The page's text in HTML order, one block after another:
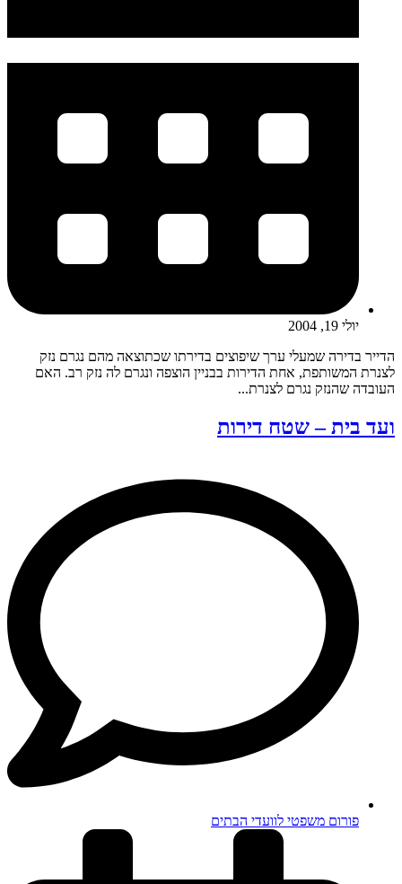
יולי 19, 2004
הדייר בדירה שמעלי ערך שיפוצים בדירתו שכתוצאה מהם נגרם נזק
לצנרת המשותפת, אחת הדירות בבניין הוצפה ונגרם לה נזק רב. האם
העובדה שהנזק נגרם לצנרת...
ועד בית – שטח דירות
פורום משפטי לוועדי הבתים